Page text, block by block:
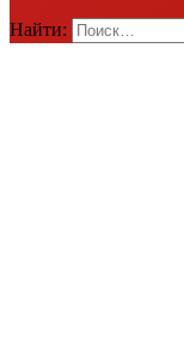
Найти: